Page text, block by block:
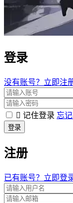
登录
没有账号？立即注
记住登录 忘
登录
注册
已有账号？立即登